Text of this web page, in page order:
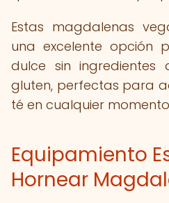
Estas magdalenas
una excelente opción
dulce sin
gluten, perfectas para
té en cualquier
Equipamiento
Hornear